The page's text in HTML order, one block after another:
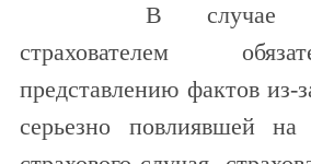
В случае
страхователем
представлению фактов из-
серьезно повлиявшей на